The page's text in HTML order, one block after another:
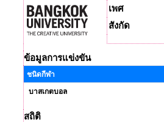
เพศ
สังกัด
ข้อมูลการแข่งขัน
ชนิดกีฬา
บาสเกตบอล
สถิติ